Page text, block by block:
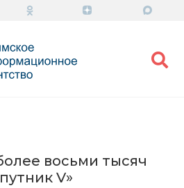
восьми тысяч
V»